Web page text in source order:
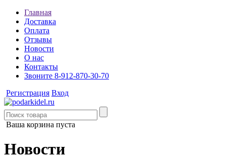
Главная
Доставка
Оплата
Отзывы
Новости
О нас
Контакты
Звоните 8-912-870-30-70
Регистрация Вход
Ваша корзина пуста
Новости